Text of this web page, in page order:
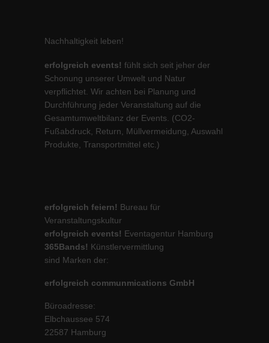
Nachhaltigkeit leben!
erfolgreich events! fühlt sich seit jeher der
Schonung unserer Umwelt und Natur
verpflichtet. Wir achten bei Planung und
Durchführung jeder Veranstaltung auf die
Gesamtumweltbilanz der Events. (CO2-
Fußabdruck, Return, Müllvermeidung, Auswahl
Produkte, Transportmittel etc.)
erfolgreich feiern! Bureau für
Veranstaltungskultur
erfolgreich events! Eventagentur Hamburg
365Bands! Künstlervermittlung
sind Marken der:
erfolgreich communmications GmbH
Büroadresse:
Elbchaussee 574
22587 Hamburg